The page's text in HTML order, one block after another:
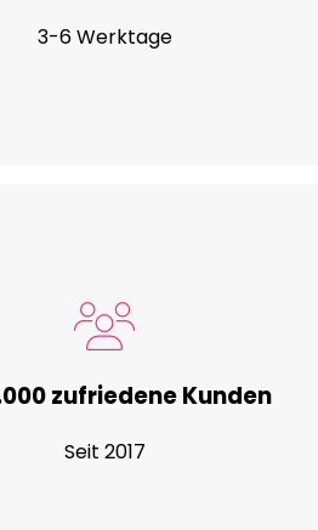
3-6 Werktage
zufriedene Kunden
Seit 2017